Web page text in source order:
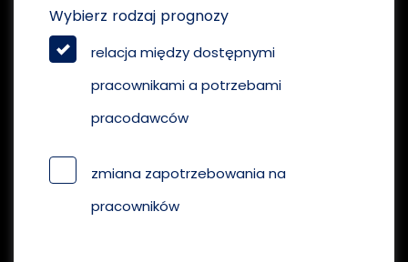
Wybierz rodzaj prognozy
relacja między dostępnymi
pracownikami a potrzebami
pracodawców
zmiana zapotrzebowania na
pracowników